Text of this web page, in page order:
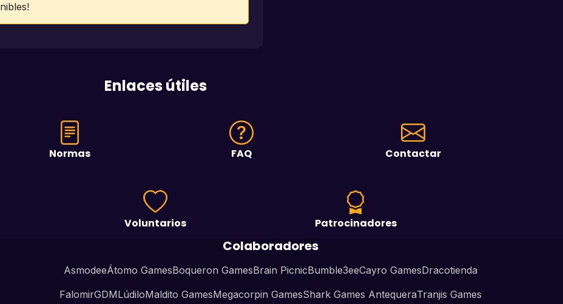
Enlaces útiles
Normas FAQ Contactar
Voluntarios Patrocinadores
Colaboradores
AsmodeeÁtomo GamesBoqueron GamesBrain PicnicBumble3eeCayro GamesDracotienda
FalomirGDMLúdiloMaldito GamesMegacorpin GamesShark Games AntequeraTranjis Games